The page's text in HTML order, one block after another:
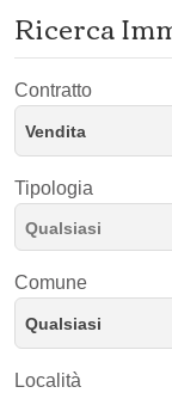
Ricerca
Contratto
Vendita
Tipologia
Comune
Qualsiasi
Località